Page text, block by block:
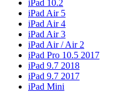
iPad 10.2
iPad Air 5
iPad Air 4
iPad Air 3
iPad Air / Air 2
iPad Pro 10.5 2017
iPad 9.7 2018
iPad 9.7 2017
iPad Mini